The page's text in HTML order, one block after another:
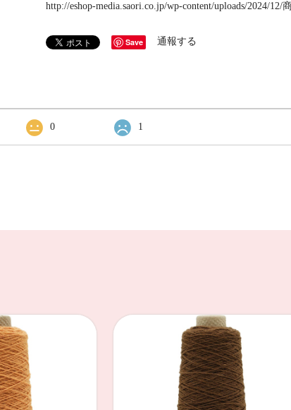
http://eshop-media.saori.co.jp/wp-content/uploads/2024/
Save 通報する
0 1